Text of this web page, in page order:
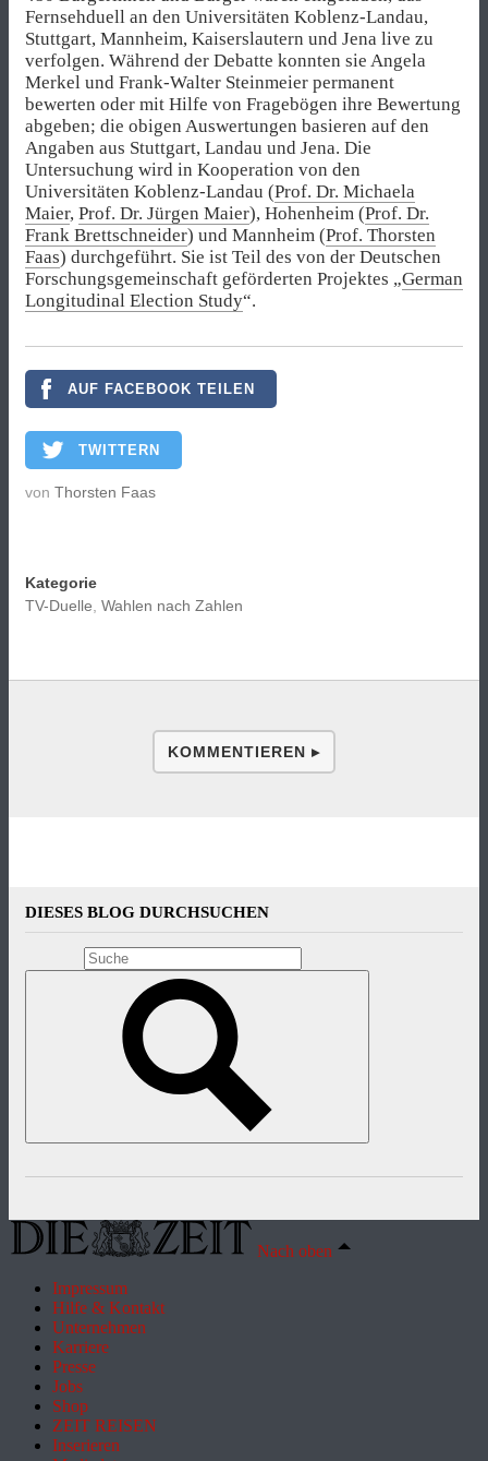
Fernsehduell an den Universitäten Koblenz-Landau,
Stuttgart, Mannheim, Kaiserslautern und Jena live zu
verfolgen. Während der Debatte konnten sie Angela
Merkel und Frank-Walter Steinmeier permanent
bewerten oder mit Hilfe von Fragebögen ihre Bewertung
abgeben; die obigen Auswertungen basieren auf den
Angaben aus Stuttgart, Landau und Jena. Die
Untersuchung wird in Kooperation von den
Universitäten Koblenz-Landau (Prof. Dr. Michaela
Maier, Prof. Dr. Jürgen Maier), Hohenheim (Prof. Dr.
Frank Brettschneider) und Mannheim (Prof. Thorsten
Faas) durchgeführt. Sie ist Teil des von der Deutschen
Forschungsgemeinschaft geförderten Projektes „German
Longitudinal Election Study“.
AUF FACEBOOK TEILEN
TWITTERN
von Thorsten Faas
Kategorie
TV-Duelle Wahlen nach Zahlen
KOMMENTIEREN ▸
DIESES BLOG DURCHSUCHEN
Nach oben
Impressum
Hilfe & Kontakt
Unternehmen
Karriere
Presse
Jobs
Shop
ZEIT REISEN
Inserieren